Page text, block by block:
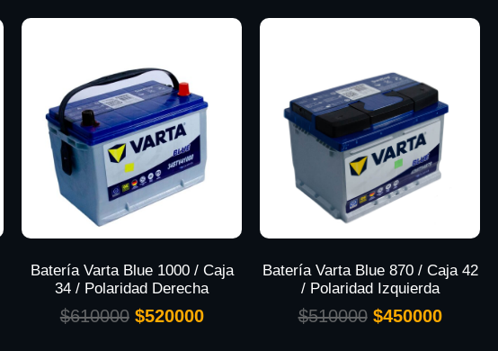
Batería Varta Blue 1000 / Caja
34 / Polaridad Derecha
$610000 $520000
Batería Varta Blue 870 / Caja 42
/ Polaridad Izquierda
$510000 $450000